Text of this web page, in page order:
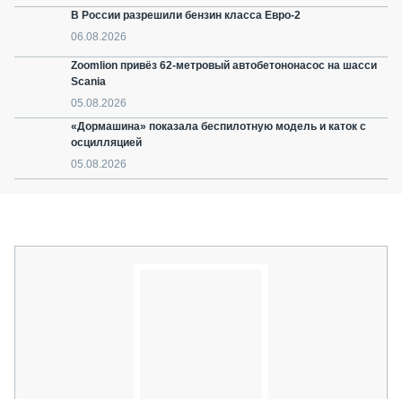
В России разрешили бензин класса Евро-2
06.08.2026
Zoomlion привёз 62-метровый автобетононасос на шасси
Scania
05.08.2026
«Дормашина» показала беспилотную модель и каток с
осцилляцией
05.08.2026